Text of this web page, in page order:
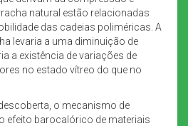
natural estão relacionadas
das cadeias poliméricas. A
levaria a uma diminuição de
a existência de variações de
no estado vítreo do que no
o mecanismo de
efeito barocalórico de materiais